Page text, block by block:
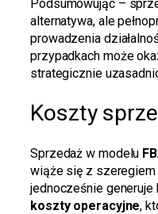
Podsumowując –
alternatywa, ale
prowadzenia
przypadkach może
strategicznie
Koszty
Sprzedaż w modelu
wiąże się z
jednocześnie
koszty operacyjne,